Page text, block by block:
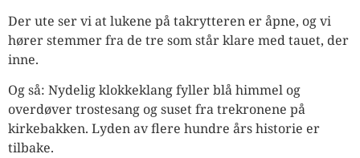
Der ute ser vi at lukene på takrytteren er åpne, og vi
hører stemmer fra de tre som står klare med tauet, der
inne.
Og så: Nydelig klokkeklang fyller blå himmel og
overdøver trostesang og suset fra trekronene på
kirkebakken. Lyden av flere hundre års historie er
tilbake.